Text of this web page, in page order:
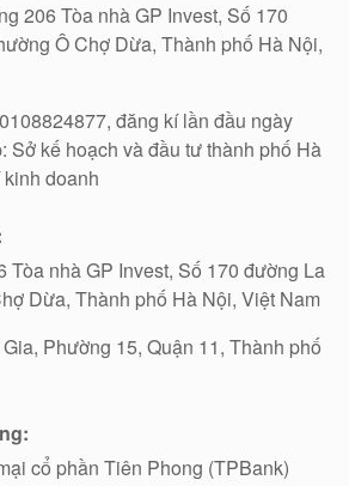
206 Tòa nhà GP Invest, Số 170
Ô Chợ Dừa, Thành phố Hà Nội,
đăng kí lần đầu ngày
Sở kế hoạch và đầu tư thành phố Hà
doanh
Tòa nhà GP Invest, Số 170 đường La
Dừa, Thành phố Hà Nội, Việt Nam
Phường 15, Quận 11, Thành phố
cổ phần Tiên Phong (TPBank)